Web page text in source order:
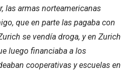
las armas norteamericanas
que en parte las pagaba con
se vendía droga, y en Zurich
luego financiaba a los
cooperativas y escuelas en